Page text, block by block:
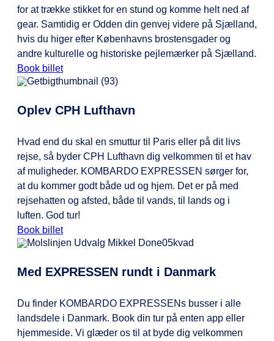
for at trække stikket for en stund og komme helt ned af
gear. Samtidig er Odden din genvej videre på Sjælland,
hvis du higer efter Københavns brostensgader og
andre kulturelle og historiske pejlemærker på Sjælland.
Book billet
Oplev CPH Lufthavn
Hvad end du skal en smuttur til Paris eller på dit livs
rejse, så byder CPH Lufthavn dig velkommen til et hav
af muligheder. KOMBARDO EXPRESSEN sørger for,
at du kommer godt både ud og hjem. Det er på med
rejsehatten og afsted, både til vands, til lands og i
luften. God tur!
Book billet
Med EXPRESSEN rundt i Danmark
Du finder KOMBARDO EXPRESSENs busser i alle
landsdele i Danmark. Book din tur på enten app eller
hjemmeside. Vi glæder os til at byde dig velkommen